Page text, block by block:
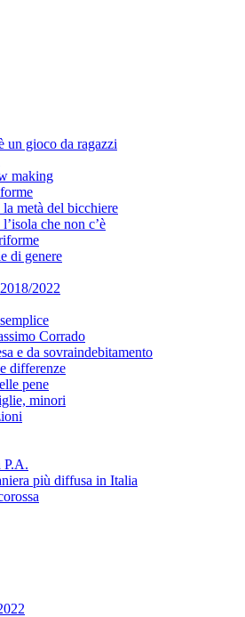
un gioco da ragazzi
making
metà del bicchiere
che non c’è
di genere
2022
Corrado
e da sovraindebitamento
differenze
pene
minori
P.A.
più diffusa in Italia